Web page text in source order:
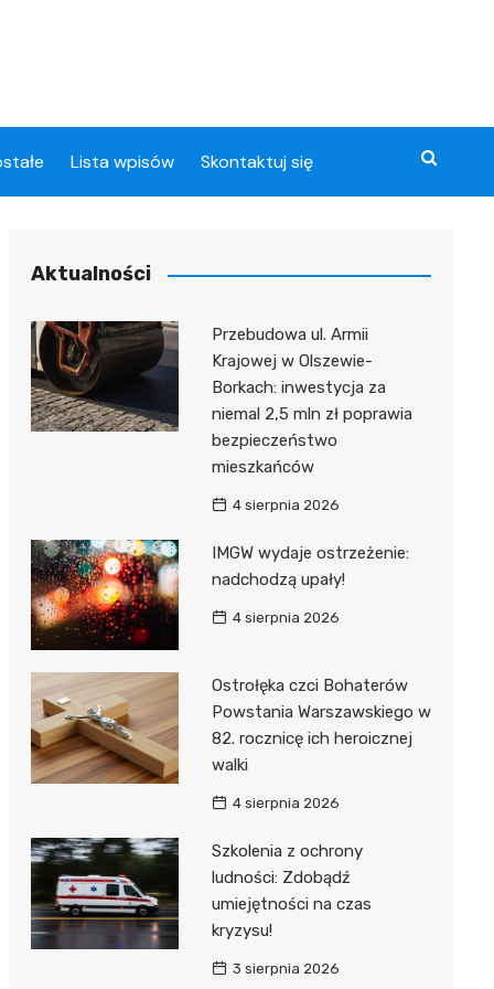
Lista wpisów Skontaktuj się
Aktualności
Przebudowa ul. Armii
Krajowej w Olszewie-
Borkach: inwestycja za
niemal 2,5 mln zł poprawia
bezpieczeństwo
mieszkańców
4 sierpnia 2026
IMGW wydaje ostrzeżenie:
nadchodzą upały!
4 sierpnia 2026
Ostrołęka czci Bohaterów
Powstania Warszawskiego w
82. rocznicę ich heroicznej
walki
4 sierpnia 2026
Szkolenia z ochrony
ludności: Zdobądź
umiejętności na czas
kryzysu!
3 sierpnia 2026